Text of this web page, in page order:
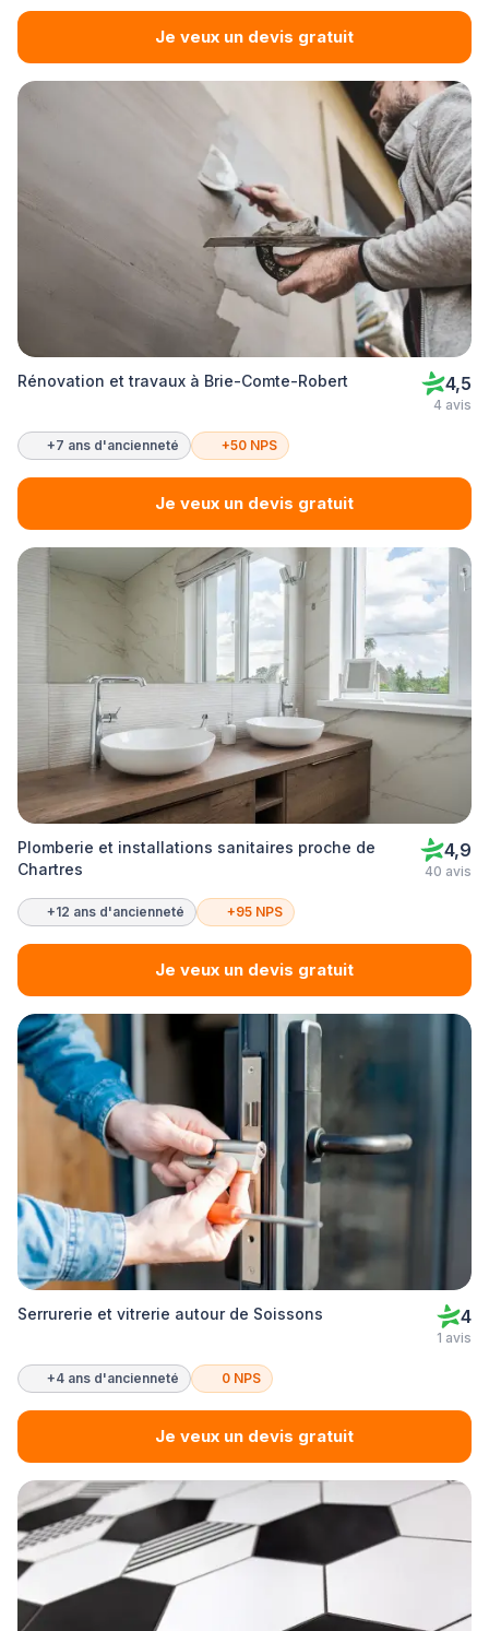
Je veux un devis gratuit
Rénovation et travaux à Brie-Comte-Robert 4,5
4 avis
+7 ans d'ancienneté +50 NPS
Je veux un devis gratuit
Plomberie et installations sanitaires proche de
Chartres
4,9
40 avis
+12 ans d'ancienneté +95 NPS
Je veux un devis gratuit
Serrurerie et vitrerie autour de Soissons 4
1 avis
+4 ans d'ancienneté 0 NPS
Je veux un devis gratuit